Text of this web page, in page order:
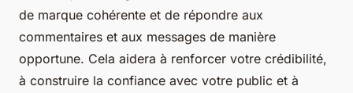
de marque cohérente et de répondre aux
commentaires et aux messages de manière
opportune. Cela aidera à renforcer votre crédibilité,
à construire la confiance avec votre public et à